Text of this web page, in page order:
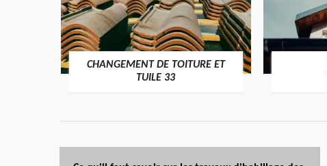
CHANGEMENT DE TOITURE ET
TUILE 33